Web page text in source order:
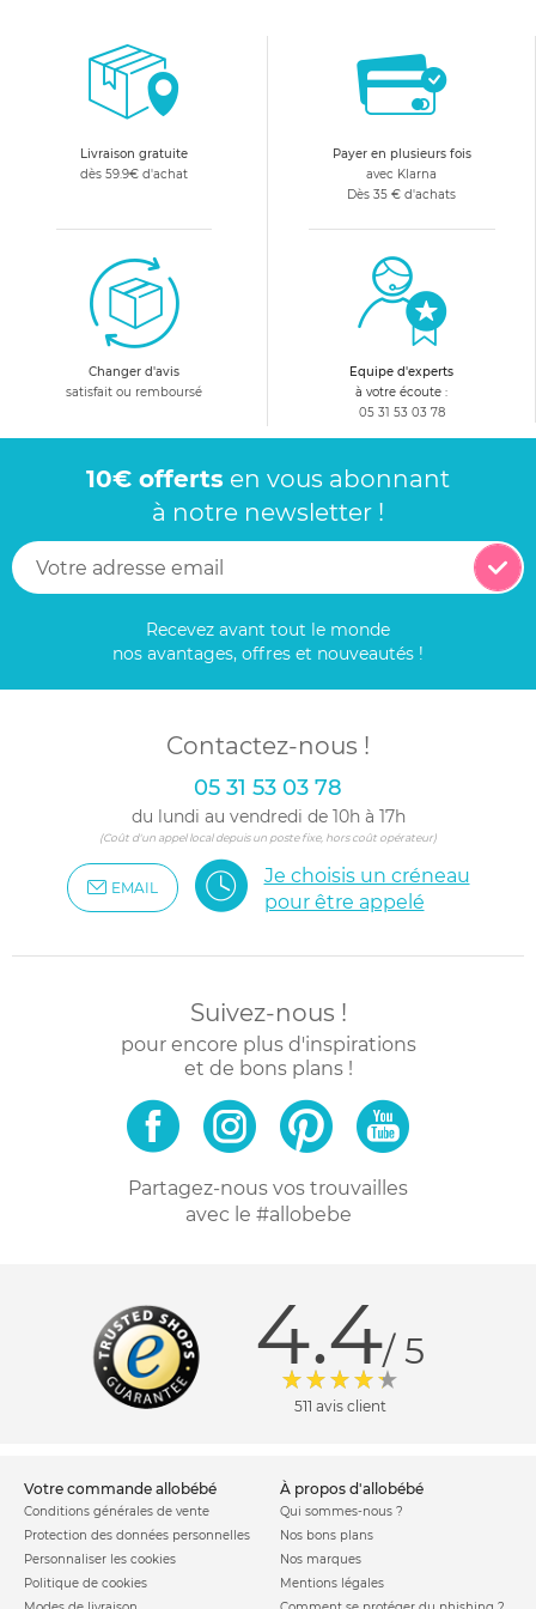
Livraison gratuite
dès 59.9€ d'achat
Payer en plusieurs fois
avec Klarna
Dès 35 € d'achats
Changer d'avis
satisfait ou remboursé
Equipe d'experts
à votre écoute :
05 31 53 03 78
10€ offerts en vous abonnant
à notre newsletter !
Recevez avant tout le monde
nos avantages, offres et nouveautés !
Contactez-nous !
05 31 53 03 78
du lundi au vendredi de 10h à 17h
(Coût d'un appel local depuis un poste fixe, hors coût opérateur)
EMAIL
Je choisis un créneau
pour être appelé
Suivez-nous !
pour encore plus d'inspirations
et de bons plans !
Partagez-nous vos trouvailles
avec le #allobebe
4.4/ 5
511 avis client
votre commande allobébé
Conditions générales de vente
Protection des données personnelles
Personnaliser les cookies
Politique de cookies
à propos d'allobébé
Qui sommes-nous ?
Nos bons plans
Nos marques
Mentions légales